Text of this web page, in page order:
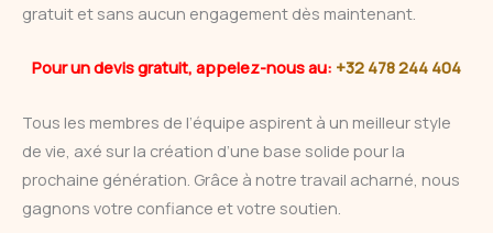
gratuit et sans aucun engagement dès maintenant.
Pour un devis gratuit, appelez-nous au: +32 478 244 404
Tous les membres de l’équipe aspirent à un meilleur style
de vie, axé sur la création d’une base solide pour la
prochaine génération. Grâce à notre travail acharné, nous
gagnons votre confiance et votre soutien.